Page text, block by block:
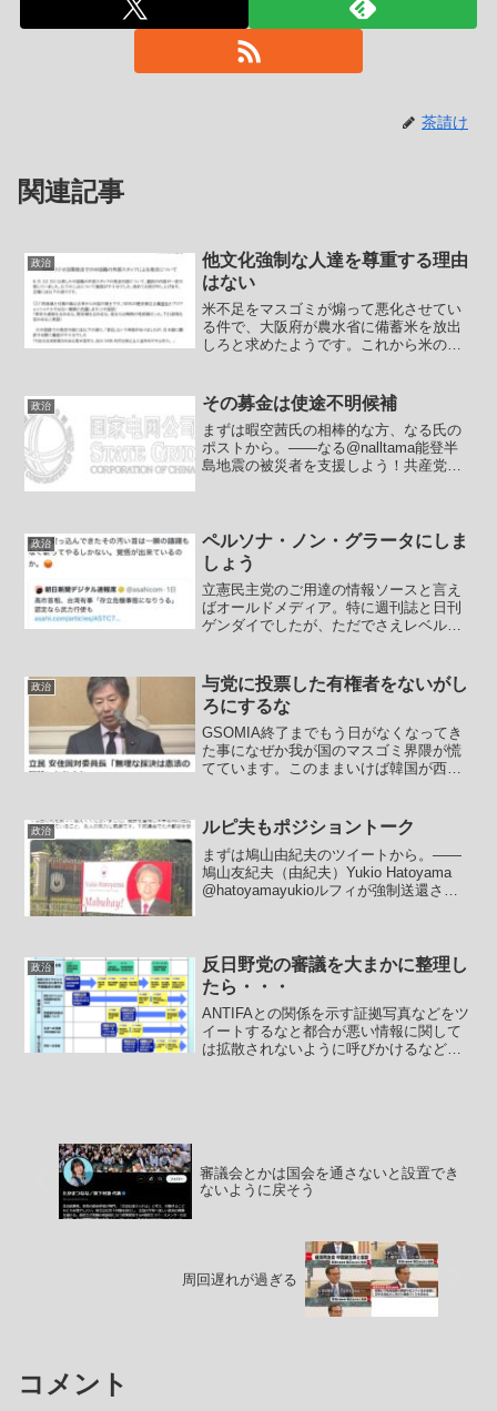
茶請け
関連記事
政治
他文化強制な人達を尊重する理由
はない
米不足をマスゴミが煽って悪化させてい
る件で、大阪府が農水省に備蓄米を放出
しろと求めたようです。これから米の収
は良いかもしれませんが、その後に市場
がかえって暴落しかねない...
政治 その募金は使途不明候補
まずは暇空茜氏の相棒的な方、なる氏の
ポストから。――なる@nalltama能登半
島地震の被災者を支援しよう！共産党
政治
ペルソナ・ノン・グラータにしま
しょう
立憲民主党のご用達の情報ソースと言え
ばオールドメディア。特に週刊誌と日刊
ゲンダイでしたが、ただでさえレベルの
どい話を創作してきたようです。――日
刊ゲンダイDIGITAL...
政治
与党に投票した有権者をないがし
ろにするな
GSOMIA終了までもう日がなくなってき
た事になぜか我が国のマスゴミ界隈が慌
てています。このままいけば韓国が西側
いた韓国にふさわしいでしょう。昨日悲
鳴を上げていたのは東...
政治 ルピ夫もポジショントーク
まずは鳩山由紀夫のツイートから。――
鳩山友紀夫（由紀夫）Yukio Hatoyama
@hatoyamayukioルフィが強制送還され
政治
反日野党の審議を大まかに整理し
たら・・・
ANTIFAとの関係を示す証拠写真などをツ
イートするなと都合が悪い情報に関して
は拡散されないように呼びかけるなど事
審議会とかは国会を通さないと設置でき
ないように戻そう
周回遅れが過ぎる
コメント